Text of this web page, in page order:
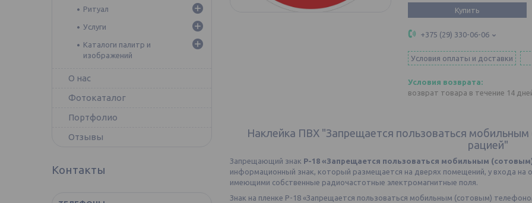
Купить
+375 (29) 330-06-06
Условия оплаты и доставки
возврат товара в течение 14
Наклейка ПВХ "Запрещается пользоваться
рацией"
Запрещающий знак P-18 «Запрещается пользоваться мобильным
информационный знак, который размещается на дверях помещений, у входа на
имеющими собственные радиочастотные электромагнитные поля.
Знак на пленке P-18 «Запрещается пользоваться мобильным (сотовым)
Ритуал
Услуги
Каталоги палитр и
изображений
О нас
Фотокаталог
Портфолио
Отзывы
Контакты